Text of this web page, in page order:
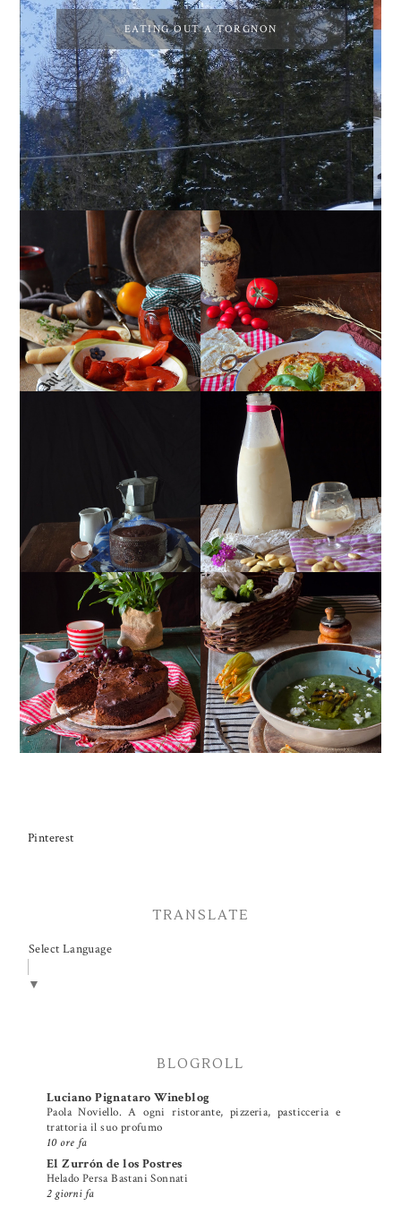
EATING OUT A TORGNON
PEPERONI ALLA
PIEMONTESE
GIRANDOLE DI
RICOTTA
MUG CAKE AL
CIOCCOLATO
MANDORLITO
TORTA DOPPIO
CIOCCOLATO E
CILIEGIE
CREMA ESTIVA DI
ZUCCHINE CON FIORI E
FETA
Pinterest
TRANSLATE
Select Language
▼
BLOGROLL
Luciano Pignataro Wineblog
Paola Noviello. A ogni ristorante, pizzeria, pasticceria e
trattoria il suo profumo
10 ore fa
El Zurrón de los Postres
Helado Persa Bastani Sonnati
2 giorni fa